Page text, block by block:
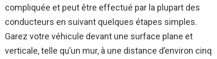
compliquée et peut être effectué par la plupart des
conducteurs en suivant quelques étapes simples.
Garez votre véhicule devant une surface plane et
verticale, telle qu’un mur, à une distance d’environ cinq